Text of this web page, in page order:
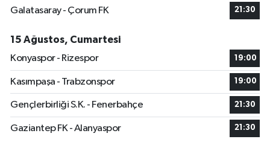
Galatasaray - Çorum FK
21:30
15 Ağustos, Cumartesi
Konyaspor - Rizespor
19:00
Kasımpaşa - Trabzonspor 19:00
Gençlerbirliği S.K. - Fenerbahçe 21:30
Gaziantep FK - Alanyaspor 21:30